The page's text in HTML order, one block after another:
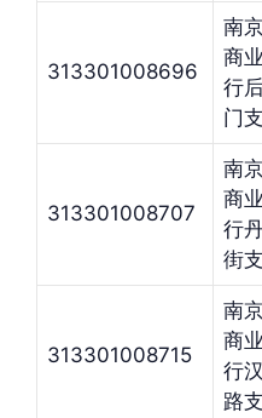
313301008696
南
商
行
门
313301008707
南
商
行
街
313301008715
南
商
行
路